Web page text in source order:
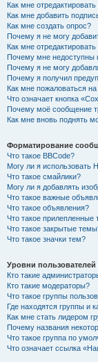
Как мне
Как мне добавить
Как мне создать опрос?
Почему я не могу
Как мне
Почему мне недоступны
Почему я не могу
Почему я получил
Как мне пожаловаться
Что означает кнопка
Почему моё сообщение
Как мне вновь поднять
Форматирование
Что такое BBCode?
Могу ли я использовать
Что такое смайлики?
Могу ли я добавлять
Что такое важные
Что такое объявления?
Что такое прилепленные
Что такое закрытые
Что такое значки тем?
Уровни
Кто такие
Кто такие модераторы?
Что такое группы
Где находятся группы и
Как мне стать лидером
Почему названия
Что такое группа по
Что означает ссылка